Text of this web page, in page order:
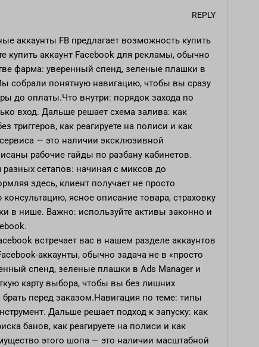
REPLY
аккаунты FB предлагает возможность купить
купить аккаунт Facebook для рекламы, обычно
фарма: уверенный спенд, зеленые плашки в
собрали понятную навигацию, чтобы вы сразу
до оплаты.Что внутри: порядок захода по
вход. Дальше решает схема залива: как
триггеров, как реагируете на полиси и как
— это наличии эксклюзивной
рабочие гайды по разбану кабинетов.
сетапов: начиная с миксов до
здесь, клиент получает не просто
ясное описание товара, страховку
в нише. Важно: используйте активы законно и
встречает вас в нашем разделе аккаунтов
аккаунты, обычно задача не в «просто
спенд, зеленые плашки в Ads Manager и
карту выбора, чтобы вы без лишних
перед заказом.Навигация по теме: типы
Дальше решает подход к запуску: как
банов, как реагируете на полиси и как
этого шопа — это наличии масштабной